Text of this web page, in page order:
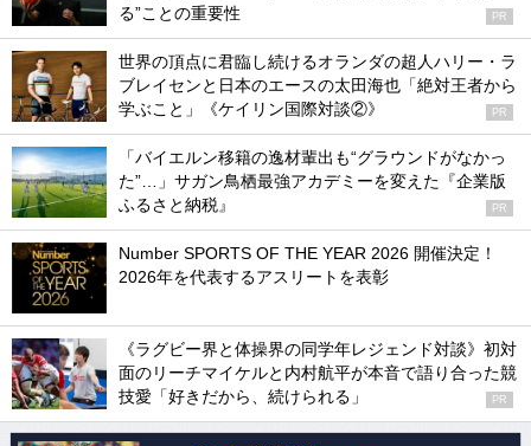
る”ことの重要性
PR
世界の頂点に君臨し続けるオランダの超人ハリー・ラ
ブレイセンと日本のエースの太田海也「絶対王者から
学ぶこと」《ケイリン国際対談②》
PR
「バイエルン移籍の逸材輩出も“グラウンドがなかっ
た”…」サガン鳥栖最強アカデミーを変えた『企業版
ふるさと納税』
PR
Number SPORTS OF THE YEAR 2026 開催決定！
2026年を代表するアスリートを表彰
《ラグビー界と体操界の同学年レジェンド対談》初対
面のリーチマイケルと内村航平が本音で語り合った競
技愛「好きだから、続けられる」
PR